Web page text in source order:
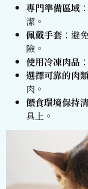
專門準備區域
潔。
佩戴手套 ：避
險。
使用冷凍肉品
選擇可靠的肉
肉。
餵食環境保持
具上。